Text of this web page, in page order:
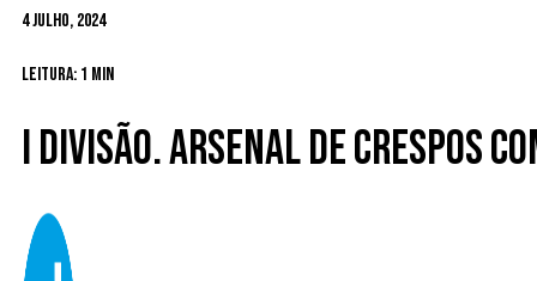
4 Julho, 2024
Leitura: 1 min
I Divisão. Arsenal de Crespos